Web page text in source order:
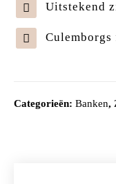
Uitstekend
Culemborgs
Categorieën: Banken,